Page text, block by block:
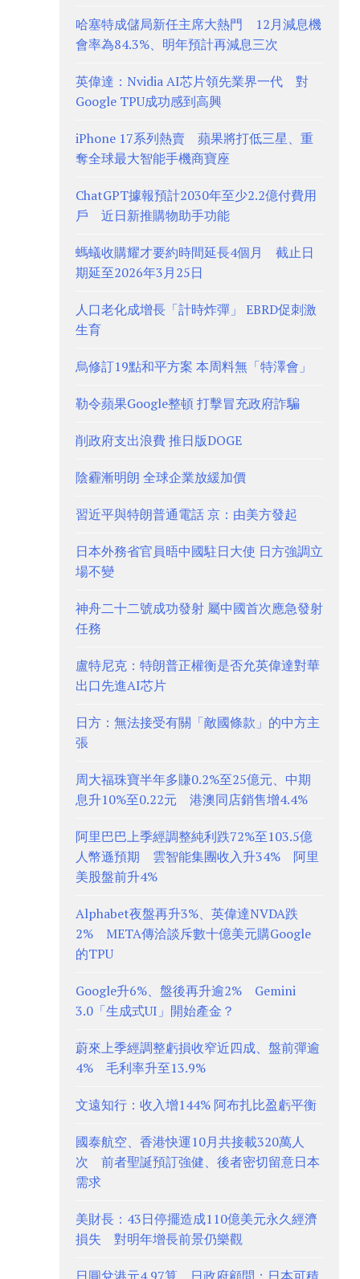
哈塞特成儲局新任主席大熱門 12月減息機
會率為84.3%、明年預計再減息三次
英偉達：Nvidia AI芯片領先業界一代 對
Google TPU成功感到高興
iPhone 17系列熱賣 蘋果將打低三星、重
奪全球最大智能手機商寶座
ChatGPT據報預計2030年至少2.2億付費用
戶 近日新推購物助手功能
螞蟻收購耀才要約時間延長4個月 截止日
期延至2026年3月25日
人口老化成增長「計時炸彈」 EBRD促刺激
生育
烏修訂19點和平方案 本周料無「特澤會」
勒令蘋果Google整頓 打擊冒充政府詐騙
削政府支出浪費 推日版DOGE
陰霾漸明朗 全球企業放緩加價
習近平與特朗普通電話 京：由美方發起
日本外務省官員晤中國駐日大使 日方強調立
場不變
神舟二十二號成功發射 屬中國首次應急發射
任務
盧特尼克：特朗普正權衡是否允英偉達對華
出口先進AI芯片
日方：無法接受有關「敵國條款」的中方主
張
周大福珠寶半年多賺0.2%至25億元、中期
息升10%至0.22元 港澳同店銷售增4.4%
阿里巴巴上季經調整純利跌72%至103.5億
人幣遜預期 雲智能集團收入升34% 阿里
美股盤前升4%
Alphabet夜盤再升3%、英偉達NVDA跌
2% META傳洽談斥數十億美元購Google
的TPU
Google升6%、盤後再升逾2% Gemini
3.0「生成式UI」開始產金？
蔚來上季經調整虧損收窄近四成、盤前彈逾
4% 毛利率升至13.9%
文遠知行：收入增144% 阿布扎比盈虧平衡
國泰航空、香港快運10月共接載320萬人
次 前者聖誕預訂強健、後者密切留意日本
需求
美財長：43日停擺造成110億美元永久經濟
損失 對明年增長前景仍樂觀